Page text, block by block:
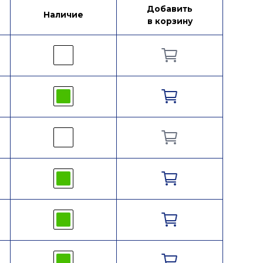
Наличие
Добавить
в корзину